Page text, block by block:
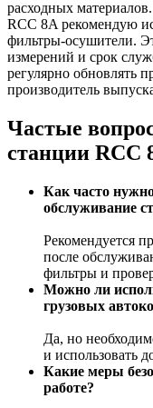
расходных
RCC 8A рекомендую
фильтры-осушители.
измерений и срок
регулярно обновлять
производитель
Частые
станции RCC
Как часто
обслуживание
Рекомендуется
после
фильтры и
Можно ли
грузовых
Да, но
и использовать
Какие меры
работе?